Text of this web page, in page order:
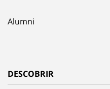
Alumni
DESCOBRIR